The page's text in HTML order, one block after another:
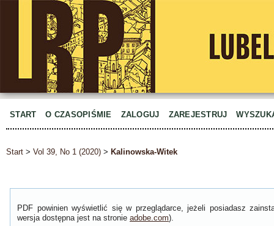
START O CZASOPIŚMIE ZALOGUJ ZAREJESTRUJ
Start > Vol 39, No 1 (2020) > Kalinowska-Witek
PDF powinien wyświetlić się w przeglądarce, jeżeli posiadasz
wersja dostępna jest na stronie adobe.com).